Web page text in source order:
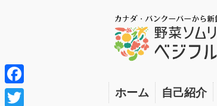
ホーム 自己紹介
F